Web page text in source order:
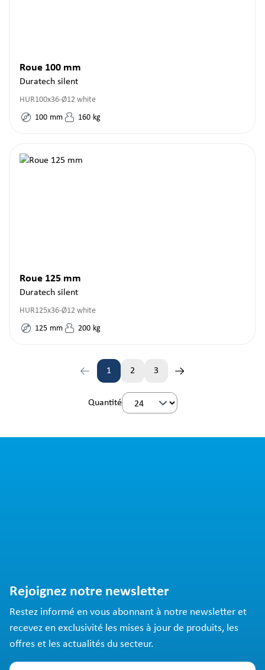
Roue 100 mm
Duratech silent
HUR100x36-Ø12 white
100 mm 160 kg
Roue 125 mm
Duratech silent
HUR125x36-Ø12 white
125 mm 200 kg
Page
1 2 3
Quantité
Rejoignez notre newsletter
Restez informé en vous abonnant à notre newsletter et
recevez en exclusivité les mises à jour de produits, les
offres et les actualités du secteur.